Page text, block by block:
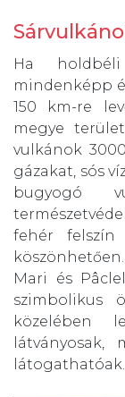
Ha
mindenképp
150 km-re
megye
vulkánok
gázakat, sós
bugyogó
fehér felszín
Mari és
szimbolikus
közelében
látogathatóak.